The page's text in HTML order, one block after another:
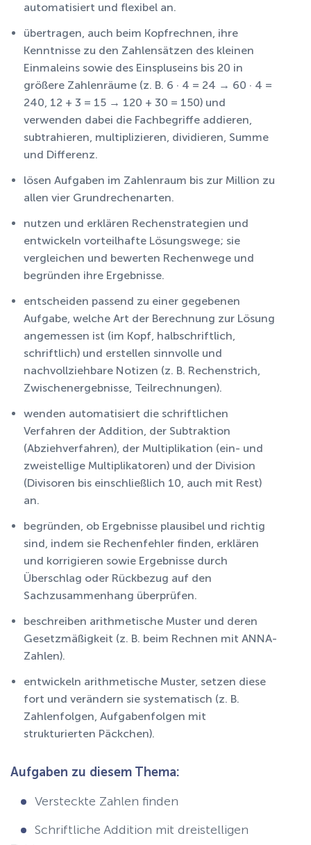
automatisiert und flexibel an.
übertragen, auch beim Kopfrechnen, ihre
Kenntnisse zu den Zahlensätzen des kleinen
Einmaleins sowie des Einspluseins bis 20 in
größere Zahlenräume (z. B. 6 · 4 = 24 → 60 · 4 =
240, 12 + 3 = 15 → 120 + 30 = 150) und
verwenden dabei die Fachbegriffe addieren,
subtrahieren, multiplizieren, dividieren, Summe
und Differenz.
lösen Aufgaben im Zahlenraum bis zur Million zu
allen vier Grundrechenarten.
nutzen und erklären Rechenstrategien und
entwickeln vorteilhafte Lösungswege; sie
vergleichen und bewerten Rechenwege und
begründen ihre Ergebnisse.
entscheiden passend zu einer gegebenen
Aufgabe, welche Art der Berechnung zur Lösung
angemessen ist (im Kopf, halbschriftlich,
schriftlich) und erstellen sinnvolle und
nachvollziehbare Notizen (z. B. Rechenstrich,
Zwischenergebnisse, Teilrechnungen).
wenden automatisiert die schriftlichen
Verfahren der Addition, der Subtraktion
(Abziehverfahren), der Multiplikation (ein- und
zweistellige Multiplikatoren) und der Division
(Divisoren bis einschließlich 10, auch mit Rest)
an.
begründen, ob Ergebnisse plausibel und richtig
sind, indem sie Rechenfehler finden, erklären
und korrigieren sowie Ergebnisse durch
Überschlag oder Rückbezug auf den
Sachzusammenhang überprüfen.
beschreiben arithmetische Muster und deren
Gesetzmäßigkeit (z. B. beim Rechnen mit ANNA-
Zahlen).
entwickeln arithmetische Muster, setzen diese
fort und verändern sie systematisch (z. B.
Zahlenfolgen, Aufgabenfolgen mit
strukturierten Päckchen).
Aufgaben zu diesem Thema:
Versteckte Zahlen finden
Schriftliche Addition mit dreistelligen